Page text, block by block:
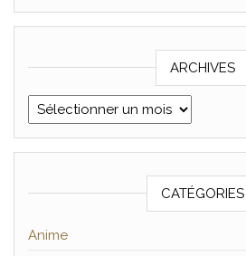
ARCHIVES
Archives
CATÉGORIES
Anime